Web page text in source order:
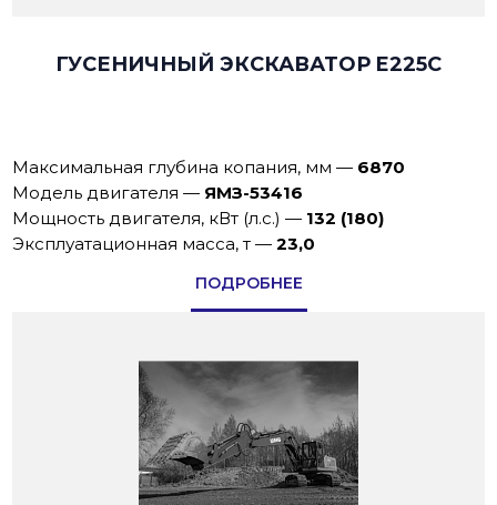
ГУСЕНИЧНЫЙ ЭКСКАВАТОР E225C
Максимальная глубина копания, мм — 6870
Модель двигателя — ЯМЗ-53416
Мощность двигателя, кВт (л.с.) — 132 (180)
Эксплуатационная масса, т —23,0
ПОДРОБНЕЕ